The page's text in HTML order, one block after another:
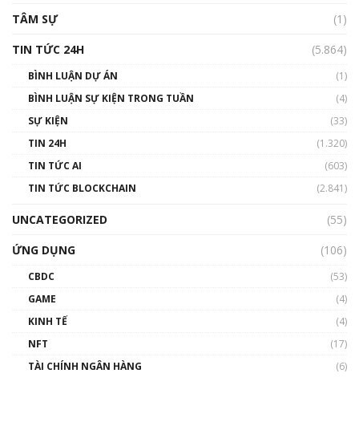
TÂM SỰ
(1)
TIN TỨC 24H
(5.864)
BÌNH LUẬN DỰ ÁN
(1)
BÌNH LUẬN SỰ KIỆN TRONG TUẦN
(4)
SỰ KIỆN
(33)
TIN 24H
(1.320)
TIN TỨC AI
(603)
TIN TỨC BLOCKCHAIN
(2.841)
UNCATEGORIZED
(55)
ỨNG DỤNG
(106)
CBDC
(53)
GAME
(4)
KINH TẾ
(4)
NFT
(17)
TÀI CHÍNH NGÂN HÀNG
(6)